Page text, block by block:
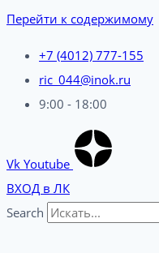
Перейти к содержимому
+7 (4012) 777-155
ric_044@inok.ru
9:00 - 18:00
Vk Youtube
ВХОД в ЛК
Search